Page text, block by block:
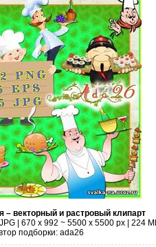
– векторный и растровый клипарт
| 670 x 992 ~ 5500 x 5500 px | 224
подборки: ada26